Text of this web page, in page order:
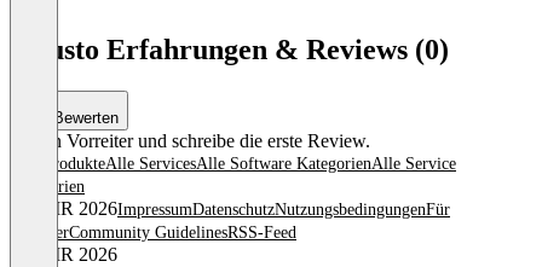
Guusto Erfahrungen & Reviews (0)
Bewerten
Sei ein Vorreiter und schreibe die erste Review.
Alle ProdukteAlle ServicesAlle Software KategorienAlle Service
Kategorien
© OMR 2026ImpressumDatenschutzNutzungsbedingungenFür
AnbieterCommunity GuidelinesRSS-Feed
© OMR 2026